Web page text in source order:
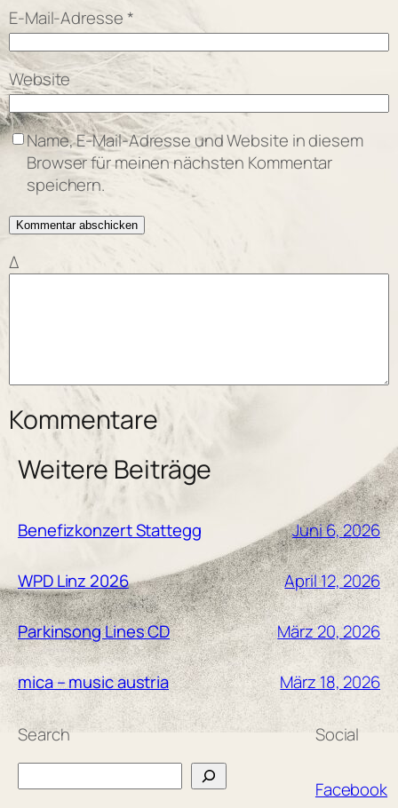
E-Mail-Adresse*
Website
Name, E-Mail-Adresse und Website in diesem
Browser für meinen nächsten Kommentar
speichern.
Δ
Kommentare
Weitere Beiträge
Benefizkonzert Stattegg Juni 6, 2026
WPD Linz 2026 April 12, 2026
Parkinsong Lines CD März 20, 2026
mica – music austria März 18, 2026
Search
Social
Facebook